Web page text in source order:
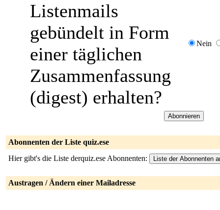
Listenmails
gebündelt in Form
einer täglichen
Zusammenfassung
(digest) erhalten?
Nein
Abonnenten der Liste quiz.ese
Hier gibt's die Liste derquiz.ese Abonnenten:
Austragen / Ändern einer Mailadresse